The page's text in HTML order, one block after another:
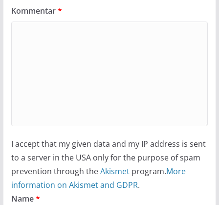
Kommentar*
I accept that my given data and my IP address is sent
to a server in the USA only for the purpose of spam
prevention through theAkismetprogram.More
information on Akismet and GDPR.
Name*